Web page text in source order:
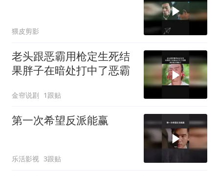
猥皮剪影
老头跟恶霸用枪定生死结
果胖子在暗处打中了恶霸
金帘说剧 1跟贴
第一次希望反派能赢
乐活影视 3跟贴